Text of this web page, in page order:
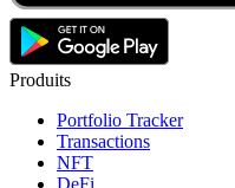
Produits
Portfolio Tracker
Transactions
NFT